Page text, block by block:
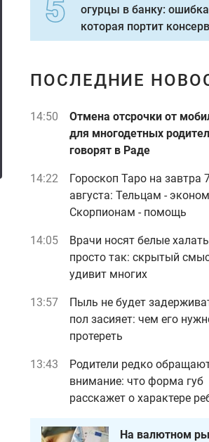
огурцы в банку:
которая портит
ПОСЛЕДНИЕ
14:50
Отмена отсрочки от
для многодетных
говорят в Раде
14:22
Гороскоп Таро на завтра
августа: Тельцам -
Скорпионам - помощь
14:05
Врачи носят белые
просто так: скрытый
удивит многих
13:57
Пыль не будет
пол засияет: чем его
протереть
13:43
Родители редко
внимание: что форма губ
расскажет о характере
На валютном